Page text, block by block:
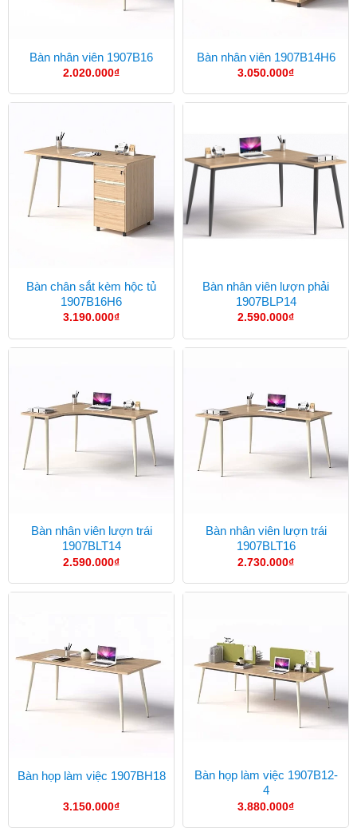
Bàn nhân viên 1907B16
2.020.000₫
Bàn nhân viên 1907B14H6
3.050.000₫
Bàn chân sắt kèm hộc tủ
1907B16H6
3.190.000₫
Bàn nhân viên lượn phải
1907BLP14
2.590.000₫
Bàn nhân viên lượn trái
1907BLT14
2.590.000₫
Bàn nhân viên lượn trái
1907BLT16
2.730.000₫
Bàn họp làm việc 1907BH18
3.150.000₫
Bàn họp làm việc 1907B12-
4
3.880.000₫